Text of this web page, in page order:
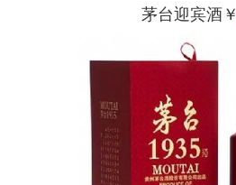
茅台迎宾酒￥